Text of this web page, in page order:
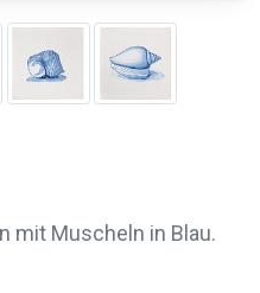
mit Muscheln in Blau.